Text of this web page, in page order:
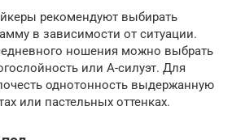
рекомендуют выбирать
в зависимости от ситуации.
ношения можно выбрать
или А-силуэт. Для
однотонность выдержанную
или пастельных оттенках.